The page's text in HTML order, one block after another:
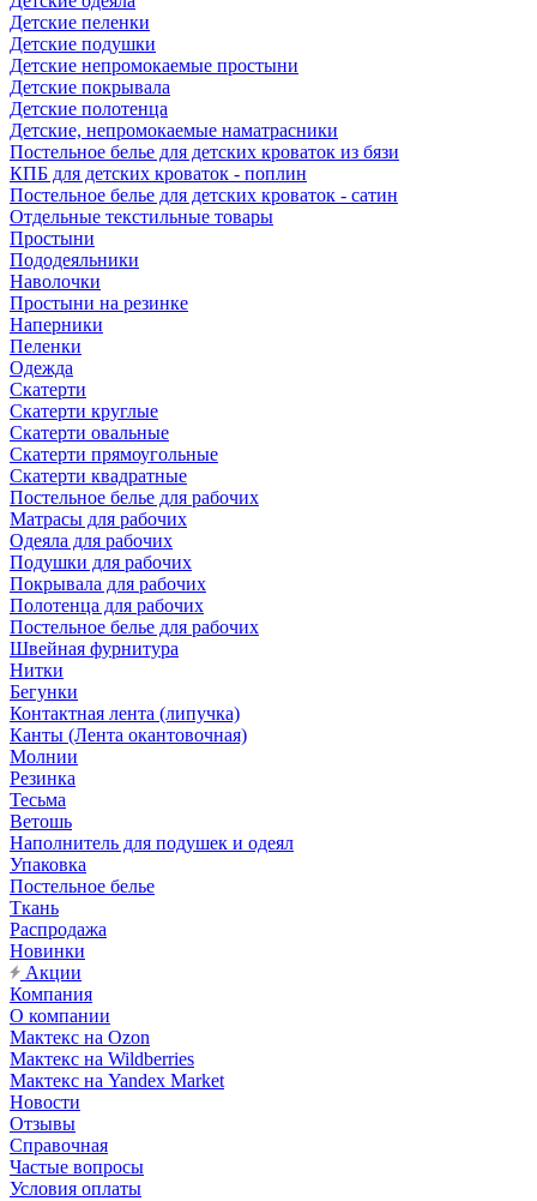
Детские пеленки
Детские подушки
Детские непромокаемые простыни
Детские покрывала
Детские полотенца
Детские, непромокаемые наматрасники
Постельное белье для детских кроваток из бязи
КПБ для детских кроваток - поплин
Постельное белье для детских кроваток - сатин
Отдельные текстильные товары
Простыни
Пододеяльники
Наволочки
Простыни на резинке
Наперники
Пеленки
Одежда
Скатерти
Скатерти круглые
Скатерти овальные
Скатерти прямоугольные
Скатерти квадратные
Постельное белье для рабочих
Матрасы для рабочих
Одеяла для рабочих
Подушки для рабочих
Покрывала для рабочих
Полотенца для рабочих
Постельное белье для рабочих
Швейная фурнитура
Нитки
Бегунки
Контактная лента (липучка)
Канты (Лента окантовочная)
Молнии
Резинка
Тесьма
Ветошь
Наполнитель для подушек и одеял
Упаковка
Постельное белье
Ткань
Распродажа
Новинки
Акции
Компания
О компании
Мактекс на Ozon
Мактекс на Wildberries
Мактекс на Yandex Market
Новости
Отзывы
Справочная
Частые вопросы
Условия оплаты